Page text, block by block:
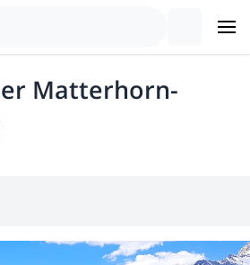
Matterhorn-